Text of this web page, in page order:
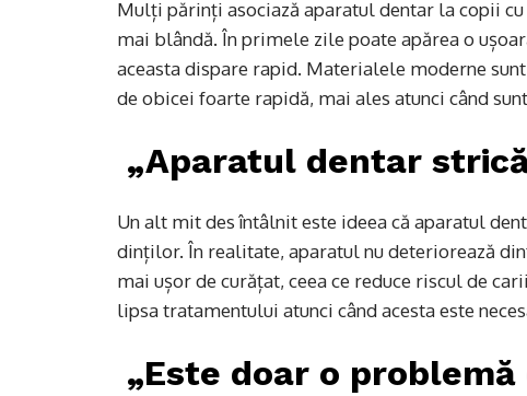
Mulți părinți asociază aparatul dentar la copii
mai blândă. În primele zile poate apărea o
aceasta dispare rapid. Materialele moderne
de obicei foarte rapidă, mai ales atunci când
„Aparatul dentar
Un alt mit des întâlnit este ideea că aparatul
dinților. În realitate, aparatul nu deteriorează
mai ușor de curățat, ceea ce reduce riscul de
lipsa tratamentului atunci când acesta este
„Este doar o